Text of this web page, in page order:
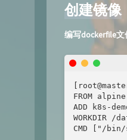
创建镜像
编写dockerfile文
FROM alpine
ADD k8s-
WORKDIR /
CMD ["/